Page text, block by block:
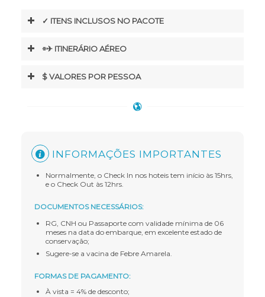
✓ ITENS INCLUSOS NO PACOTE
⌯✈︎ ITINERÁRIO AÉREO
$ VALORES POR PESSOA
INFORMAÇÕES IMPORTANTES
Normalmente, o Check In nos hoteis tem início às 15hrs,
e o Check Out às 12hrs.
DOCUMENTOS NECESSÁRIOS:
RG, CNH ou Passaporte com validade mínima de 06
meses na data do embarque, em excelente estado de
conservação;
Sugere-se a vacina de Febre Amarela.
FORMAS DE PAGAMENTO:
À vista = 4% de desconto;